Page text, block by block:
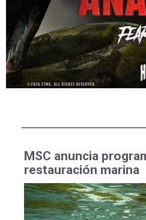
MSC anuncia
restauración marina